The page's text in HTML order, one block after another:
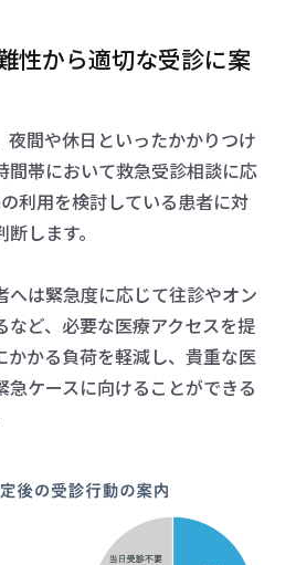
性から適切な受診に案
夜間や休日といったかかりつけ
間帯において救急受診相談に応
利用を検討している患者に対
します。
へは緊急度に応じて往診やオン
など、必要な医療アクセスを提
かかる負荷を軽減し、貴重な医
急ケースに向けることができる